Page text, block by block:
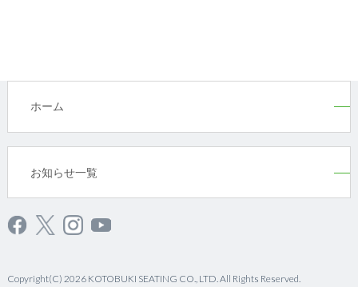
ホーム
お知らせ一覧
Copyright(C) 2026 KOTOBUKI SEATING CO., LTD. All Rights Reserved.